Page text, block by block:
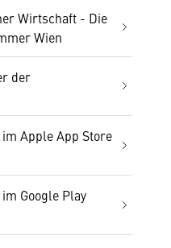
Wirtschaft - Die
Wien
der
Apple App Store
Google Play